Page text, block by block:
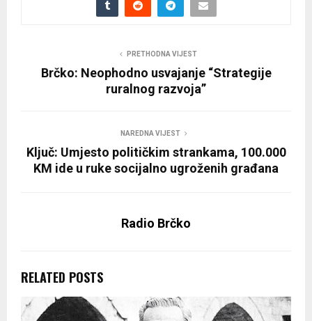
PRETHODNA VIJEST
Brčko: Neophodno usvajanje “Strategije
ruralnog razvoja”
NAREDNA VIJEST
Ključ: Umjesto političkim strankama, 100.000
KM ide u ruke socijalno ugroženih građana
Radio Brčko
RELATED POSTS